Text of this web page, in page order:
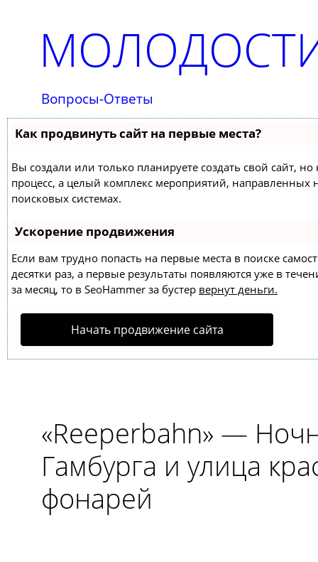
Вопросы-Ответы
Как продвинуть сайт на первые места?
Вы создали или только планируете создать свой сайт,
процесс, а целый комплекс мероприятий,
поисковых системах.
Ускорение продвижения
Если вам трудно попасть на первые места в поиске
десятки раз, а первые результаты появляются уже в
за месяц, то в SeoHammer за бустер вернут деньги.
Начать продвижение сайта
«Reeperbahn» —
Гамбурга и улица
фонарей